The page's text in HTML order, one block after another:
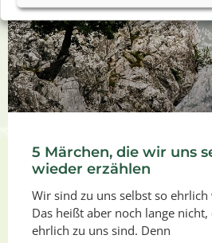
5 Märchen, die wir uns
wieder erzählen
Wir sind zu uns selbst so
Das heißt aber noch lange
ehrlich zu uns sind. Denn